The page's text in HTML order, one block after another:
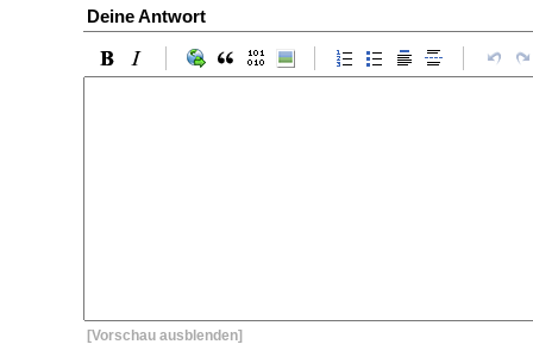
Deine Antwort
[Vorschau ausblenden]